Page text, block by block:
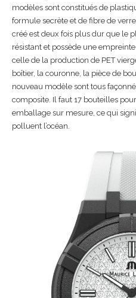
modèles sont constitués de
formule secrète et de fibre de
créé est deux fois plus dur que le
résistant et possède une
celle de la production de PET
boîtier, la couronne, la pièce de
nouveau modèle sont tous
composite. Il faut 17 bouteilles
emballage sur mesure, ce qui
polluent l’océan.